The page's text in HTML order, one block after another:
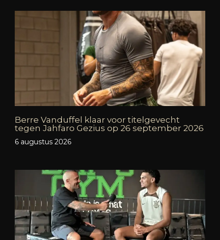
Berre Vanduffel klaar voor titelgevecht
tegen Jahfaro Gezius op 26 september 2026
6 augustus 2026